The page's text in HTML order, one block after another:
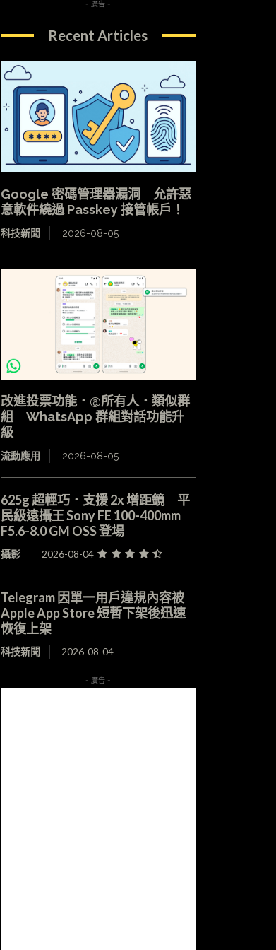
- 廣告 -
Recent Articles
Google 密碼管理器漏洞 允許惡
意軟件繞過 Passkey 接管帳戶！
科技新聞 2026-08-05
改進投票功能．@所有人．類似群
組 WhatsApp 群組對話功能升
級
流動應用 2026-08-05
625g 超輕巧．支援 2x 增距鏡 平
民級遠攝王 Sony FE 100-400mm
F5.6-8.0 GM OSS 登場
攝影 2026-08-04
Telegram 因單一用戶違規內容被
Apple App Store 短暫下架後迅速
恢復上架
科技新聞 2026-08-04
- 廣告 -